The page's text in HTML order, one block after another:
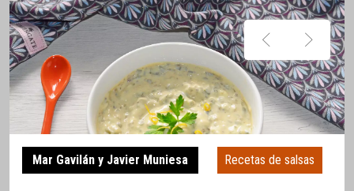
Mar Gavilán y Javier Muniesa Recetas de salsas